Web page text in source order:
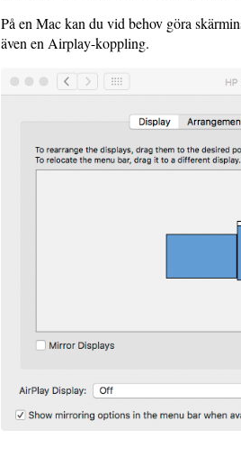
På en Mac kan du vid behov göra
även en Airplay-koppling.